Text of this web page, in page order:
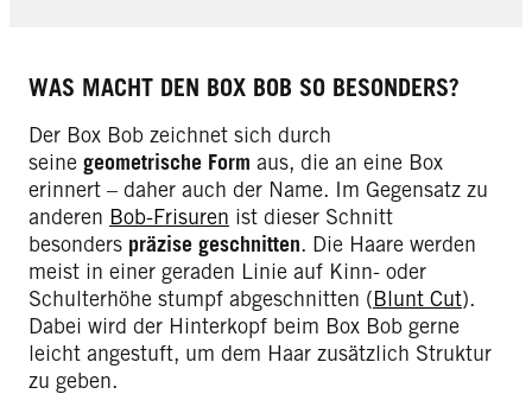
WAS MACHT DEN BOX BOB SO BESONDERS?
Der Box Bob zeichnet sich durch
seine geometrische Form aus, die an eine Box
erinnert – daher auch der Name. Im Gegensatz zu
anderen Bob-Frisuren ist dieser Schnitt
besonders präzise geschnitten. Die Haare werden
meist in einer geraden Linie auf Kinn- oder
Schulterhöhe stumpf abgeschnitten (Blunt Cut).
Dabei wird der Hinterkopf beim Box Bob gerne
leicht angestuft, um dem Haar zusätzlich Struktur
zu geben.